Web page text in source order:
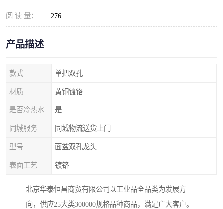
阅 读 量： 276
产品描述
款式 单把双孔
材质 黄铜镀铬
是否冷热水 是
同城服务 同城物流送货上门
型号 面盆双孔龙头
表面工艺 镀铬
北京华泰恒昌商贸有限公司以工业品全品类为发展方
向，供应25大类300000规格品种商品，满足广大客户。